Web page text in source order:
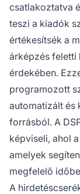
csatlakoztatva
teszi a kiadók
értékesítsék a
árképzés feletti
érdekében.
programozott
automatizált és
forrásból. A
képviseli, ahol
amelyek
megfelelő
A